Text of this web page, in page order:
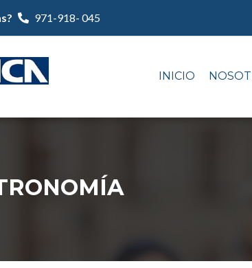
971-918- 045
INICIO